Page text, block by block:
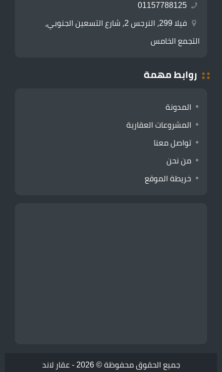
01157788125
فيلا 299، النرجس 2، شارع التسعين الجنوبي،
التجمع الخامس
روابط مهمة
المدونة
المشروعات العقارية
تواصل معنا
من نحن
خريطة الموقع
جميع الحقوق محفوظة © 2026 - عقار لاند